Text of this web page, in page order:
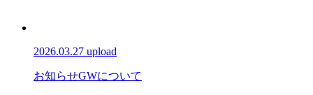
2026.03.27 upload
お知らせGWについて